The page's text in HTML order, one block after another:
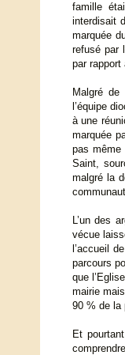
famille
interdisait
marquée
refusé par
par rapport
Malgré de
l’équipe
à une
marquée
pas même
Saint,
malgré la
L’un des
vécue
l’accueil
parcours
que
mairie
90 % de la
Et